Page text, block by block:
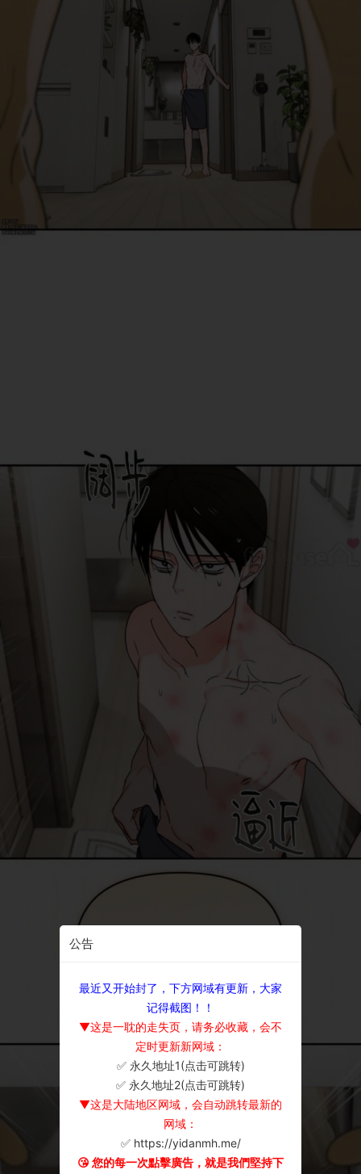
公告
最近又开始封了，下方网域有更新，大家
记得截图！！
▼这是一耽的走失页，请务必收藏，会不
定时更新新网域：
✅ 永久地址1(点击可跳转)
✅ 永久地址2(点击可跳转)
▼这是大陆地区网域，会自动跳转最新的
网域：
✅ https://yidanmh.me/
😘 您的每一次點擊廣告，就是我們堅持下